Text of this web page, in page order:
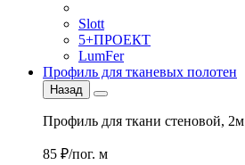
Slott
5+ПРОЕКТ
LumFer
Профиль для тканевых полотен
Назад
Профиль для ткани стеновой, 2м
85 ₽/пог. м